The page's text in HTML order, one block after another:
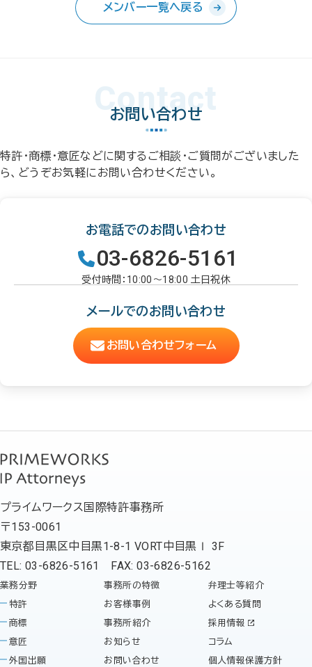
メンバー一覧へ戻る
お問い合わせ
Contact
特許・商標・意匠などに関するご相談・ご質問がございました
ら、どうぞお気軽にお問い合わせください。
お電話でのお問い合わせ
03-6826-5161
受付時間：10:00～18:00 土日祝休
メールでのお問い合わせ
お問い合わせフォーム
プライムワークス国際特許事務所
〒153-0061
東京都目黒区中目黒1-8-1 VORT中目黒Ⅰ 3F
TEL: 03-6826-5161 FAX: 03-6826-5162
業務分野
特許
商標
意匠
外国出願
事務所の特徴
弁理士等紹介
お客様事例
よくある質問
事務所紹介
採用情報
お知らせ
コラム
お問い合わせ
個人情報保護方針